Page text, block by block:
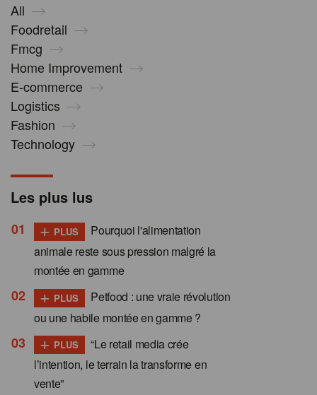
All
Foodretail
Fmcg
Home Improvement
E-commerce
Logistics
Fashion
Technology
Les plus lus
+ PLUS
Pourquoi l'alimentation
animale reste sous pression malgré la
montée en gamme
+ PLUS
Petfood : une vraie révolution
ou une habile montée en gamme ?
+ PLUS
“Le retail media crée
l’intention, le terrain la transforme en
vente”